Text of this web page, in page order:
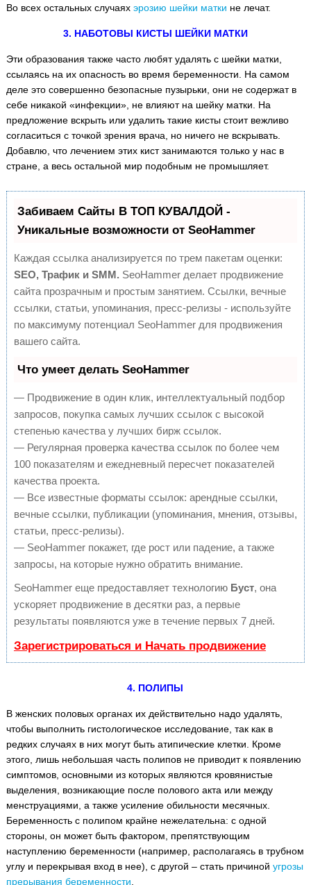
Во всех остальных случаях эрозию шейки матки не лечат.
3. НАБОТОВЫ КИСТЫ ШЕЙКИ МАТКИ
Эти образования также часто любят удалять с шейки матки,
ссылаясь на их опасность во время беременности. На самом
деле это совершенно безопасные пузырьки, они не содержат в
себе никакой «инфекции», не влияют на шейку матки. На
предложение вскрыть или удалить такие кисты стоит вежливо
согласиться с точкой зрения врача, но ничего не вскрывать.
Добавлю, что лечением этих кист занимаются только у нас в
стране, а весь остальной мир подобным не промышляет.
Забиваем Сайты В ТОП КУВАЛДОЙ -
Уникальные возможности от SeoHammer
Каждая ссылка анализируется по трем пакетам оценки:
SEO, Трафик и SMM. SeoHammer делает продвижение
сайта прозрачным и простым занятием. Ссылки, вечные
ссылки, статьи, упоминания, пресс-релизы - используйте
по максимуму потенциал SeoHammer для продвижения
вашего сайта.
Что умеет делать SeoHammer
— Продвижение в один клик, интеллектуальный подбор
запросов, покупка самых лучших ссылок с высокой
степенью качества у лучших бирж ссылок.
— Регулярная проверка качества ссылок по более чем
100 показателям и ежедневный пересчет показателей
качества проекта.
— Все известные форматы ссылок: арендные ссылки,
вечные ссылки, публикации (упоминания, мнения, отзывы,
статьи, пресс-релизы).
— SeoHammer покажет, где рост или падение, а также
запросы, на которые нужно обратить внимание.
SeoHammer еще предоставляет технологию Буст, она
ускоряет продвижение в десятки раз, а первые
результаты появляются уже в течение первых 7 дней.
Зарегистрироваться и Начать продвижение
4. ПОЛИПЫ
В женских половых органах их действительно надо удалять,
чтобы выполнить гистологическое исследование, так как в
редких случаях в них могут быть атипические клетки. Кроме
этого, лишь небольшая часть полипов не приводит к появлению
симптомов, основными из которых являются кровянистые
выделения, возникающие после полового акта или между
менструациями, а также усиление обильности месячных.
Беременность с полипом крайне нежелательна: с одной
стороны, он может быть фактором, препятствующим
наступлению беременности (например, располагаясь в трубном
углу и перекрывая вход в нее), с другой – стать причиной угрозы
прерывания беременности